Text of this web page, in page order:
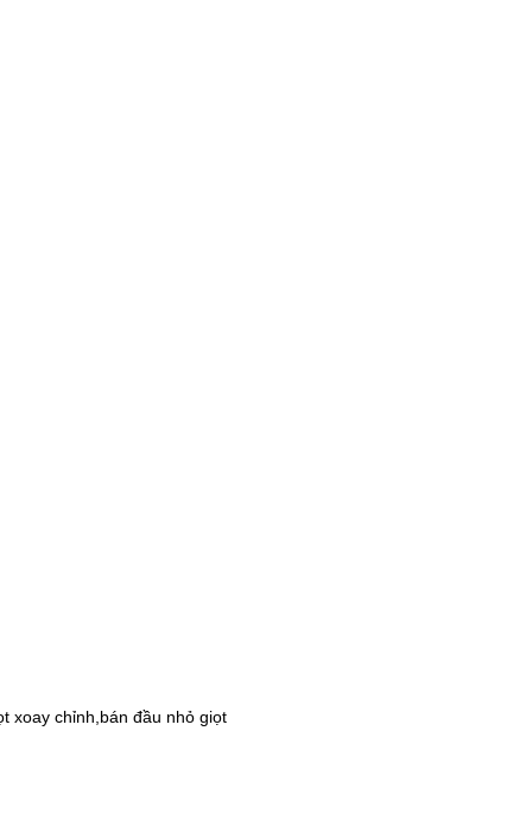
xoay chỉnh,bán đầu nhỏ giọt